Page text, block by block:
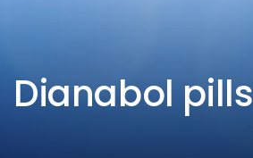
Dianabol pills